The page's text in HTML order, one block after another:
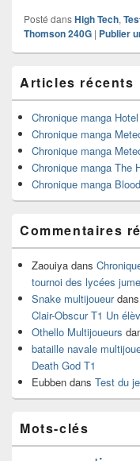
Posté dansHigh Tech,
Thomson 240G | Publier
principale
de
widget
pour
barre
latérale
Articles récents
Chronique manga
Chronique manga
Chronique manga
Chronique manga The
Chronique manga
Commentaires
Zaouiya dans
tournoi des lycées
Snake multijoueurdans
Clair-Obscur T1 Un
Othello Multijoueurs
bataille navale
Death God T1
Eubben dans Test du
Mots-clés